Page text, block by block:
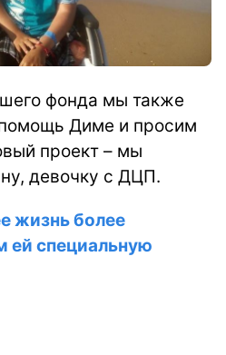
фонда мы также
Диме и просим
проект – мы
девочку с ДЦП.
жизнь более
ей специальную